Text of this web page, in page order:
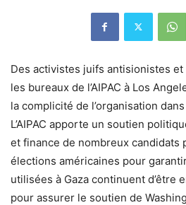
Des activistes juifs antisionistes
les bureaux de l’AIPAC à Los
la complicité de l’organisation
L’AIPAC apporte un soutien
et finance de nombreux candidats
élections américaines pour
utilisées à Gaza continuent d’être
pour assurer le soutien de